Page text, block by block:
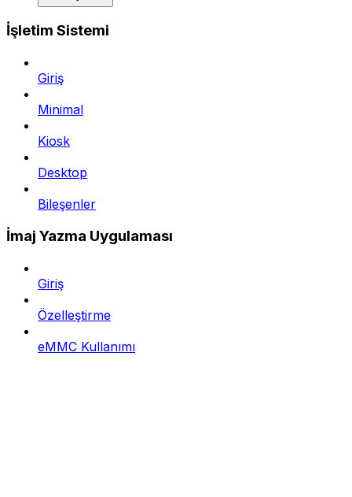
İşletim Sistemi
Giriş
Minimal
Kiosk
Desktop
Bileşenler
İmaj Yazma Uygulaması
Giriş
Özelleştirme
eMMC Kullanımı